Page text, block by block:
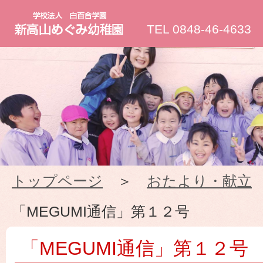
新
高
山
め
ぐ
み
幼
TEL 0848-46-4633
トップページ ＞ おたより・献立
「MEGUMI通信」第１２号
「MEGUMI通信」第１２号